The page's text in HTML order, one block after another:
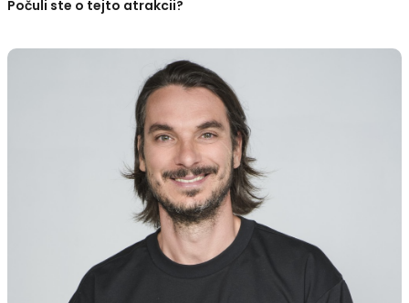
Počuli ste o tejto atrakcii?